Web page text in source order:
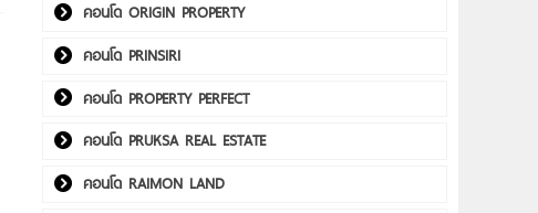
คอนโด ORIGIN PROPERTY
คอนโด PRINSIRI
คอนโด PROPERTY PERFECT
คอนโด PRUKSA REAL ESTATE
คอนโด RAIMON LAND